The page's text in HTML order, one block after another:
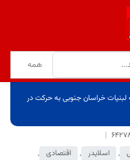
و خصوصی؛ چرخ تولید ۶ کارخانه لبنیات خراسان جنوبی به حرکت در
, اسلایدر , اقتصادی ,